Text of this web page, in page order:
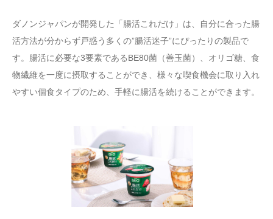
ダノンジャパンが開発した「腸活これだけ」は、自分に合った腸
活方法が分からず戸惑う多くの”腸活迷子”にぴったりの製品で
す。腸活に必要な3要素であるBE80菌（善玉菌）、オリゴ糖、食
物繊維を一度に摂取することができ、様々な喫食機会に取り入れ
やすい個食タイプのため、手軽に腸活を続けることができます。